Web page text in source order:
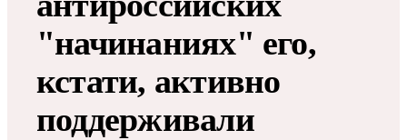
"начинаниях" его,
кстати, активно
поддерживали